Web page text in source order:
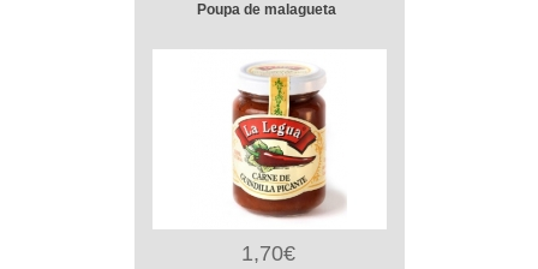
Poupa de malagueta
1,70€